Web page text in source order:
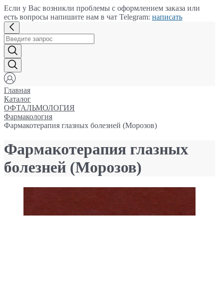
Если у Вас возникли проблемы с оформлением заказа или
есть вопросы напишите нам в чат Telegram: написать
Главная
Каталог
ОФТАЛЬМОЛОГИЯ
Фармакология
Фармакотерапия глазных болезней (Морозов)
Фармакотерапия глазных
болезней (Морозов)